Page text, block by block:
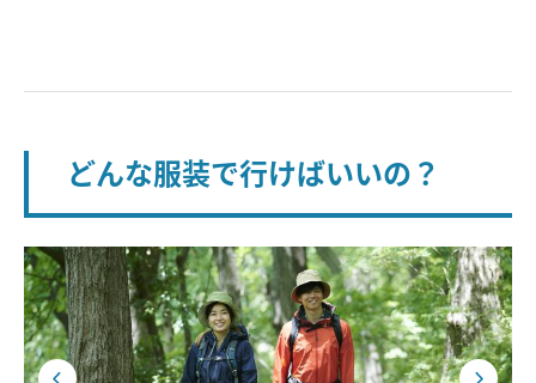
どんな服装で行けばいいの？